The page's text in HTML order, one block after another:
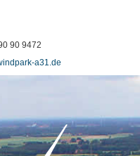
90 9472
a31.de